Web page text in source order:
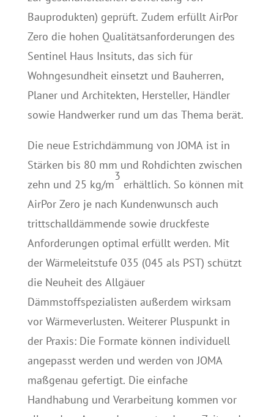
Bauprodukten) geprüft. Zudem erfüllt AirPor
Zero die hohen Qualitätsanforderungen des
Sentinel Haus Insituts, das sich für
Wohngesundheit einsetzt und Bauherren,
Planer und Architekten, Hersteller, Händler
sowie Handwerker rund um das Thema berät.
Die neue Estrichdämmung von JOMA ist in
Stärken bis 80 mm und Rohdichten zwischen
zehn und 25 kg/m
3
erhältlich. So können mit
AirPor Zero je nach Kundenwunsch auch
trittschalldämmende sowie druckfeste
Anforderungen optimal erfüllt werden. Mit
der Wärmeleitstufe 035 (045 als PST) schützt
die Neuheit des Allgäuer
Dämmstoffspezialisten außerdem wirksam
vor Wärmeverlusten. Weiterer Pluspunkt in
der Praxis: Die Formate können individuell
angepasst werden und werden von JOMA
maßgenau gefertigt. Die einfache
Handhabung und Verarbeitung kommen vor